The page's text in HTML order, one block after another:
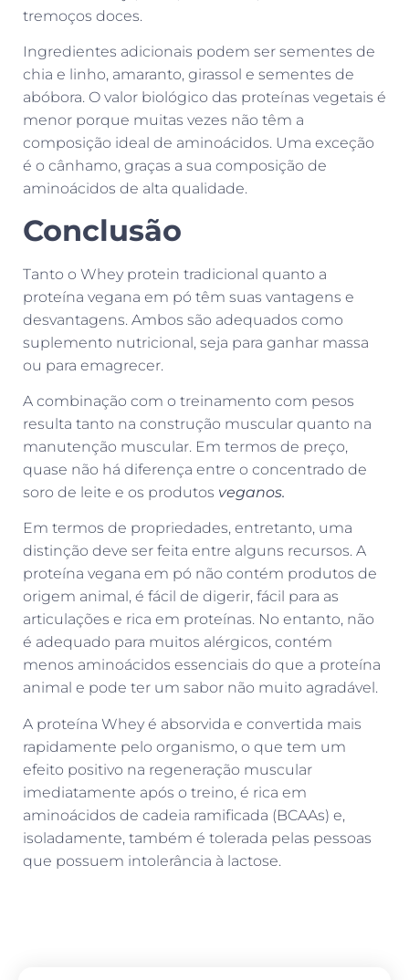
tremoços doces.
Ingredientes adicionais podem ser sementes de
chia e linho, amaranto, girassol e sementes de
abóbora. O valor biológico das proteínas vegetais é
menor porque muitas vezes não têm a
composição ideal de aminoácidos. Uma exceção
é o cânhamo, graças a sua composição de
aminoácidos de alta qualidade.
Conclusão
Tanto o Whey protein tradicional quanto a
proteína vegana em pó têm suas vantagens e
desvantagens. Ambos são adequados como
suplemento nutricional, seja para ganhar massa
ou para emagrecer.
A combinação com o treinamento com pesos
resulta tanto na construção muscular quanto na
manutenção muscular. Em termos de preço,
quase não há diferença entre o concentrado de
soro de leite e os produtos veganos.
Em termos de propriedades, entretanto, uma
distinção deve ser feita entre alguns recursos. A
proteína vegana em pó não contém produtos de
origem animal, é fácil de digerir, fácil para as
articulações e rica em proteínas. No entanto, não
é adequado para muitos alérgicos, contém
menos aminoácidos essenciais do que a proteína
animal e pode ter um sabor não muito agradável.
A proteína Whey é absorvida e convertida mais
rapidamente pelo organismo, o que tem um
efeito positivo na regeneração muscular
imediatamente após o treino, é rica em
aminoácidos de cadeia ramificada (BCAAs) e,
isoladamente, também é tolerada pelas pessoas
que possuem intolerância à lactose.